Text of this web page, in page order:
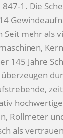
847-1. Die
Seit mehr als
145 Jahre
Rollmeter
als